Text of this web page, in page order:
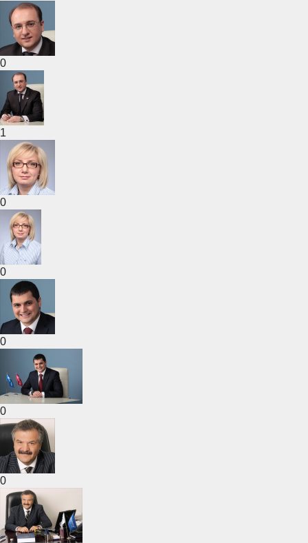
0
1
0
0
0
0
0